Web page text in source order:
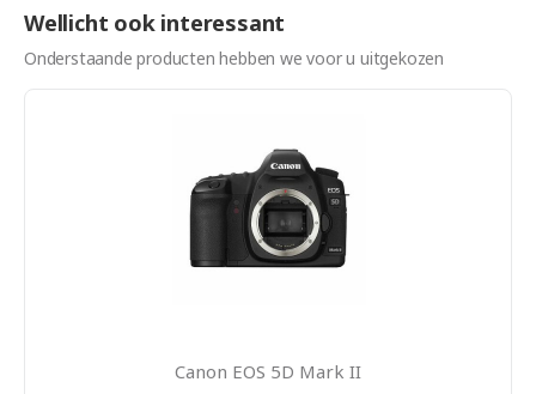
Wellicht ook interessant
Onderstaande producten hebben we voor u uitgekozen
Canon EOS 5D Mark II